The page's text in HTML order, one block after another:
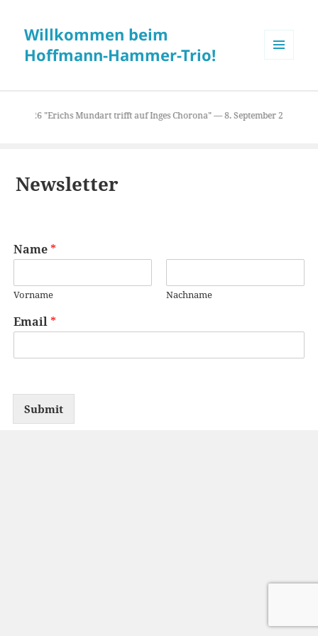
Willkommen beim
Hoffmann-Hammer-Trio!
2026 "Erichs Mundart trifft auf Inges Chorona" — 8. September 2026
Newsletter
Name *
Vorname Nachname
Email *
Submit